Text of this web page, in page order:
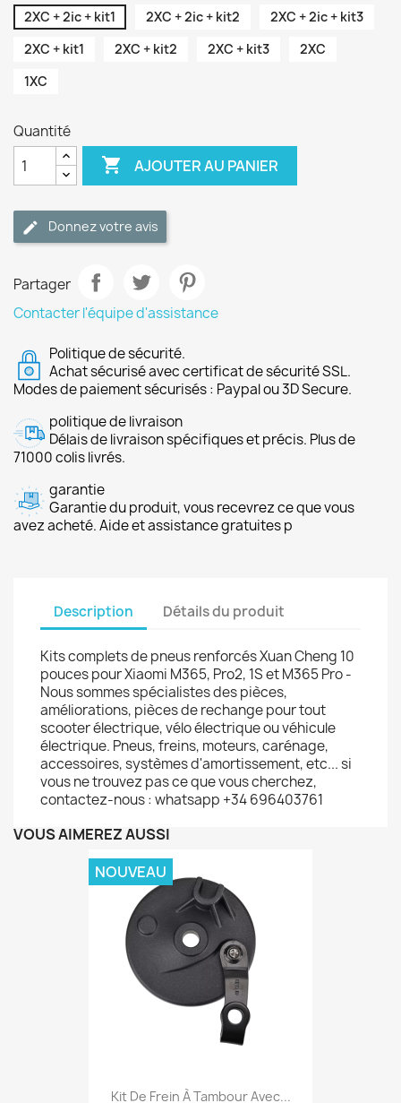
2XC + 2ic + kit1 2XC + 2ic + kit2
2XC + 2ic + kit3
2XC + kit1
2XC + kit2 2XC + kit3
2XC
1XC
Quantité
 AJOUTER AU PANIER
Donnez votre avis
Partager
Contacter l'équipe d'assistance
Politique de sécurité.
Achat sécurisé avec certificat de sécurité SSL.
Modes de paiement sécurisés : Paypal ou 3D Secure.
politique de livraison
Délais de livraison spécifiques et précis. Plus de
71000 colis livrés.
garantie
Garantie du produit, vous recevrez ce que vous
avez acheté. Aide et assistance gratuites p
Description Détails du produit
Kits complets de pneus renforcés Xuan Cheng 10
pouces pour Xiaomi M365, Pro2, 1S et M365 Pro -
Nous sommes spécialistes des pièces,
améliorations, pièces de rechange pour tout
scooter électrique, vélo électrique ou véhicule
électrique. Pneus, freins, moteurs, carénage,
accessoires, systèmes d'amortissement, etc... si
vous ne trouvez pas ce que vous cherchez,
contactez-nous : whatsapp +34 696403761
VOUS AIMEREZ AUSSI
Kit De Frein À Tambour Avec...
NOUVEAU